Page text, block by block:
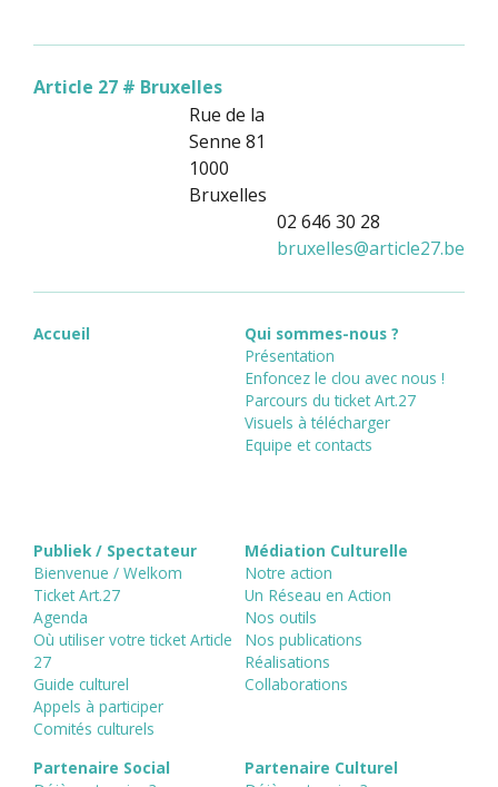
Article 27 # Bruxelles
Rue de la
Senne 81
1000
Bruxelles
02 646 30 28
bruxelles@article27.be
Accueil
Qui sommes-nous ?
Présentation
Enfoncez le clou avec nous !
Parcours du ticket Art.27
Visuels à télécharger
Equipe et contacts
Publiek / Spectateur
Bienvenue / Welkom
Ticket Art.27
Agenda
Où utiliser votre ticket Article
27
Guide culturel
Appels à participer
Comités culturels
Médiation Culturelle
Notre action
Un Réseau en Action
Nos outils
Nos publications
Réalisations
Collaborations
Partenaire Social
Partenaire Culturel